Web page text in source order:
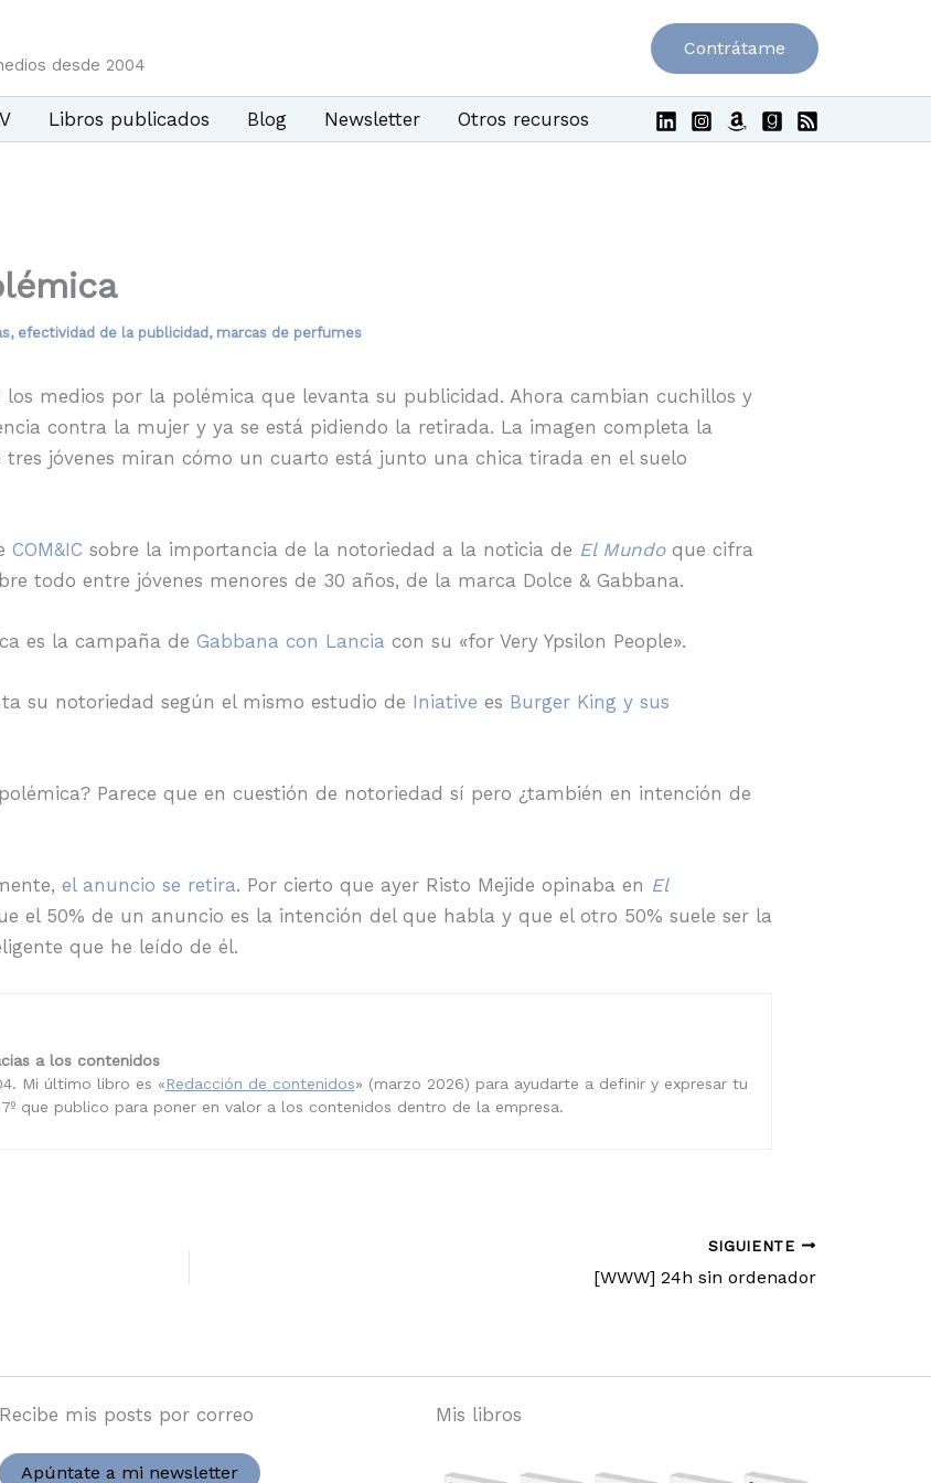
desde 2004
Contrátame
Libros publicados Blog Newsletter Otros recursos
, efectividad de la publicidad, marcas de perfumes
los medios por la polémica que levanta su publicidad. Ahora cambian cuchillos y
contra la mujer y ya se está pidiendo la retirada. La imagen completa la
tres jóvenes miran cómo un cuarto está junto una chica tirada en el suelo
COM&IC sobre la importancia de la notoriedad a la noticia de El Mundoque cifra
todo entre jóvenes menores de 30 años, de la marca Dolce & Gabbana.
es la campaña de Gabbana con Lancia con su «for Very Ypsilon People».
su notoriedad según el mismo estudio de Iniative es Burger King y sus
Parece que en cuestión de notoriedad sí pero ¿también en intención de
el anuncio se retira. Por cierto que ayer Risto Mejide opinaba en El
el 50% de un anuncio es la intención del que habla y que el otro 50% suele ser la
que he leído de él.
a los contenidos
Mi último libro es «Redacción de contenidos» (marzo 2026) para ayudarte a definir y expresar tu
que publico para poner en valor a los contenidos dentro de la empresa.
SIGUIENTE
[WWW] 24h sin ordenador
Recibe mis posts por correo
Apúntate a mi newsletter
Mis libros